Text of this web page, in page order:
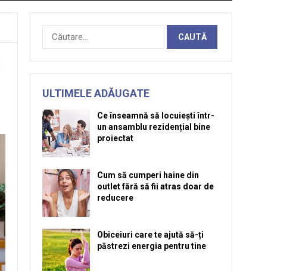
Caută
după:
ULTIMELE ADĂUGATE
Ce înseamnă să locuiești într-
un ansamblu rezidențial bine
proiectat
Cum să cumperi haine din
outlet fără să fii atras doar de
reducere
Obiceiuri care te ajută să-ți
păstrezi energia pentru tine